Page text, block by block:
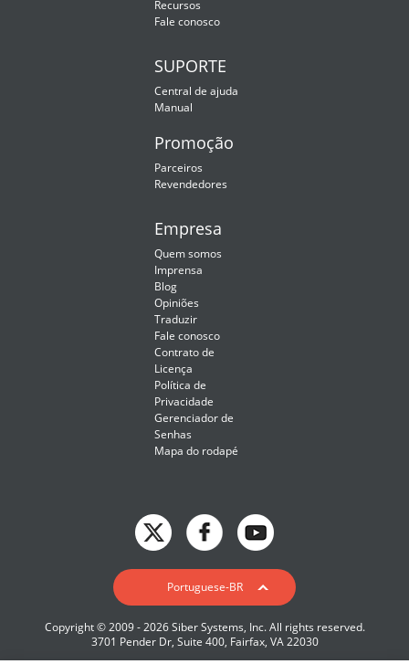
Recursos
Fale conosco
SUPORTE
Central de ajuda
Manual
Promoção
Parceiros
Revendedores
Empresa
Quem somos
Imprensa
Blog
Opiniões
Traduzir
Fale conosco
Contrato de
Licença
Política de
Privacidade
Gerenciador de
Senhas
Mapa do rodapé
Portuguese-BR
Deutsch
Español-419
Copyright © 2009 - 2026 Siber Systems, Inc. All rights reserved.
3701 Pender Dr, Suite 400, Fairfax, VA 22030